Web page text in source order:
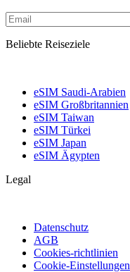
Beliebte Reiseziele
eSIM Saudi-Arabien
eSIM Großbritannien
eSIM Taiwan
eSIM Türkei
eSIM Japan
eSIM Ägypten
Legal
Datenschutz
AGB
Cookies-richtlinien
Cookie-Einstellungen